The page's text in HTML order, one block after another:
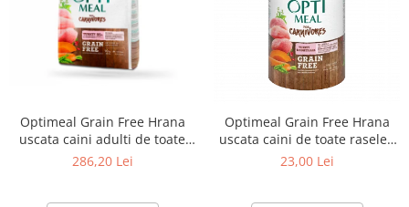
Optimeal Grain Free Hrana
uscata caini adulti de toate
rasele - Curcan si legume,
286,20 Lei
Optimeal Grain Free Hrana
uscata caini de toate rasele -
Curcan si legume, 650g
23,00 Lei